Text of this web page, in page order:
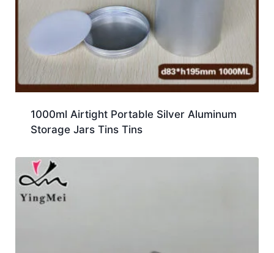
1000ml Airtight Portable Silver Aluminum
Storage Jars Tins Tins